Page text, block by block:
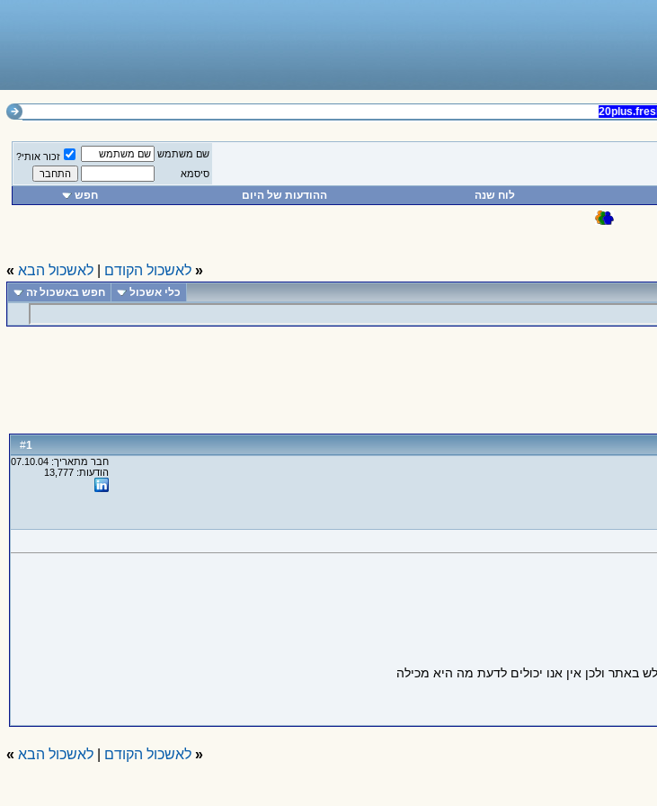
שם משתמש
זכור אותי?
סיסמא
לוח שנה ההודעות של היום חפש
« לאשכול הקודם לאשכול הבא »
כלי אשכול חפש באשכול זה
#
1
חבר מתאריך: 07.10.04
הודעות: 13,777
« לאשכול הקודם |לאשכול הבא »